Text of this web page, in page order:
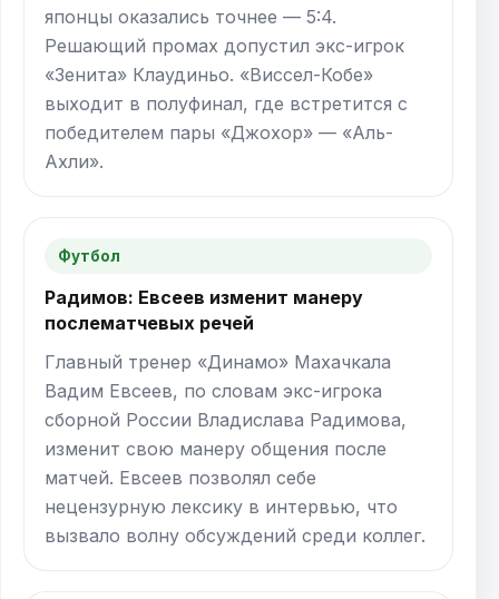
японцы оказались точнее — 5:4.
Решающий промах допустил экс-игрок
«Зенита» Клаудиньо. «Виссел-Кобе»
выходит в полуфинал, где встретится с
победителем пары «Джохор» — «Аль-
Ахли».
Футбол
Радимов: Евсеев изменит манеру
послематчевых речей
Главный тренер «Динамо» Махачкала
Вадим Евсеев, по словам экс-игрока
сборной России Владислава Радимова,
изменит свою манеру общения после
матчей. Евсеев позволял себе
нецензурную лексику в интервью, что
вызвало волну обсуждений среди коллег.